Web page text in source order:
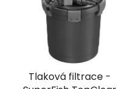
Tlaková filtrace -